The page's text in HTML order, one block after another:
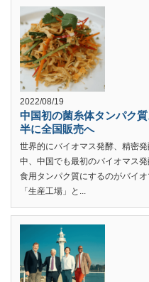
2022/08/19
中国初の菌糸体タンパク
半に全国販売へ
世界的にバイオマス発酵、精密
中、中国でも最初のバイオマス
食用タンパク質にするのがバイ
「生産工場」と...